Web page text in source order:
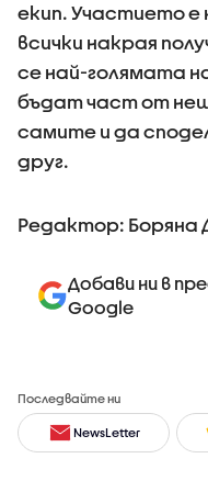
екип. Участието е
всички накрая
се най-голямата
бъдат част от
самите и да
друг.
Редактор: Боряна
Добави ни в
Google
Последвайте ни
NewsLetter